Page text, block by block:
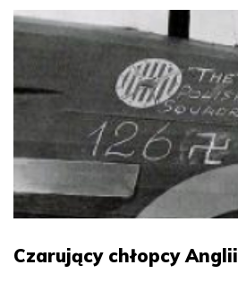
Czarujący chłopcy Anglii